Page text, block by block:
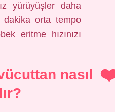
yürüyüşler daha
orta tempo
eritme hızınızı
nasıl